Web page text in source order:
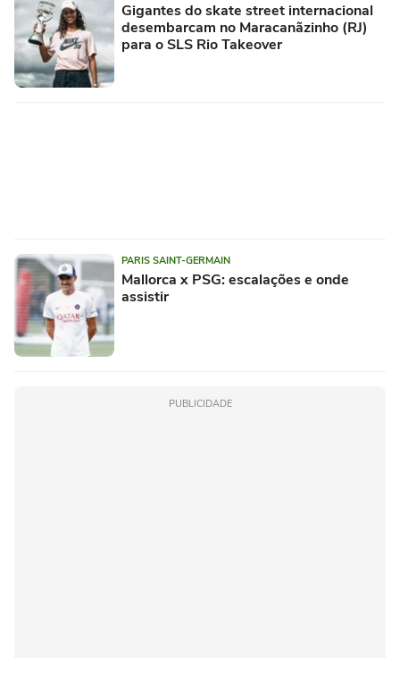
Gigantes do skate street internacional
desembarcam no Maracanãzinho (RJ)
para o SLS Rio Takeover
PARIS SAINT-GERMAIN
Mallorca x PSG: escalações e onde
assistir
PUBLICIDADE